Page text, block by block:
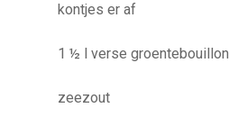
kontjes er af
1 ½ l verse groentebouillon
zeezout